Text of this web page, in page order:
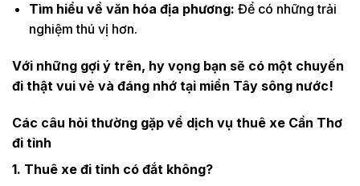
Tìm hiểu về văn hóa địa phương: Để có những trải
nghiệm thú vị hơn.
Với những gợi ý trên, hy vọng bạn sẽ có một chuyến
đi thật vui vẻ và đáng nhớ tại miền Tây sông nước!
Các câu hỏi thường gặp về dịch vụ thuê xe Cần Thơ
đi tỉnh
1. Thuê xe đi tỉnh có đắt không?